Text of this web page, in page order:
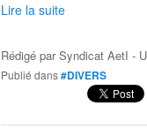
Lire la suite
Rédigé parSyndicat AetI -
Publié dans#DIVERS